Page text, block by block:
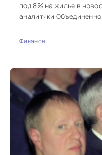
под 8% на жилье в
аналитики
Финансы